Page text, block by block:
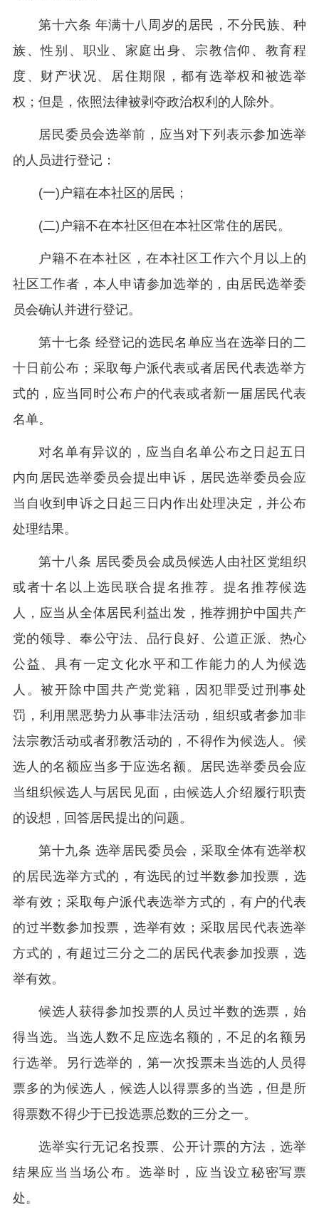
第十六条 年满十八周岁的居民，不分民族、种
族、性别、职业、家庭出身、宗教信仰、教育程
度、财产状况、居住期限，都有选举权和被选举
权；但是，依照法律被剥夺政治权利的人除外。
居民委员会选举前，应当对下列表示参加选举
的人员进行登记：
(一)户籍在本社区的居民；
(二)户籍不在本社区但在本社区常住的居民。
户籍不在本社区，在本社区工作六个月以上的
社区工作者，本人申请参加选举的，由居民选举委
员会确认并进行登记。
第十七条 经登记的选民名单应当在选举日的二
十日前公布；采取每户派代表或者居民代表选举方
式的，应当同时公布户的代表或者新一届居民代表
名单。
对名单有异议的，应当自名单公布之日起五日
内向居民选举委员会提出申诉，居民选举委员会应
当自收到申诉之日起三日内作出处理决定，并公布
处理结果。
第十八条 居民委员会成员候选人由社区党组织
或者十名以上选民联合提名推荐。提名推荐候选
人，应当从全体居民利益出发，推荐拥护中国共产
党的领导、奉公守法、品行良好、公道正派、热心
公益、具有一定文化水平和工作能力的人为候选
人。被开除中国共产党党籍，因犯罪受过刑事处
罚，利用黑恶势力从事非法活动，组织或者参加非
法宗教活动或者邪教活动的，不得作为候选人。候
选人的名额应当多于应选名额。居民选举委员会应
当组织候选人与居民见面，由候选人介绍履行职责
的设想，回答居民提出的问题。
第十九条 选举居民委员会，采取全体有选举权
的居民选举方式的，有选民的过半数参加投票，选
举有效；采取每户派代表选举方式的，有户的代表
的过半数参加投票，选举有效；采取居民代表选举
方式的，有超过三分之二的居民代表参加投票，选
举有效。
候选人获得参加投票的人员过半数的选票，始
得当选。当选人数不足应选名额的，不足的名额另
行选举。另行选举的，第一次投票未当选的人员得
票多的为候选人，候选人以得票多的当选，但是所
得票数不得少于已投选票总数的三分之一。
选举实行无记名投票、公开计票的方法，选举
结果应当当场公布。选举时，应当设立秘密写票
处。